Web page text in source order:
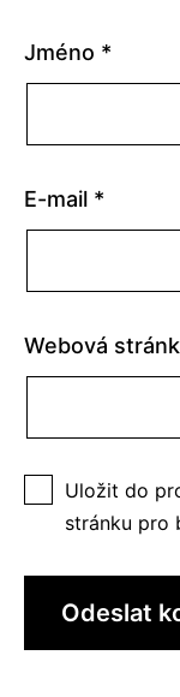
Jméno *
E-mail *
Webová
Uložit do
stránku pro